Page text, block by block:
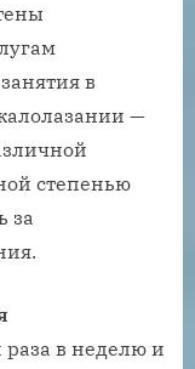
в
—
степенью
за
раза в неделю и